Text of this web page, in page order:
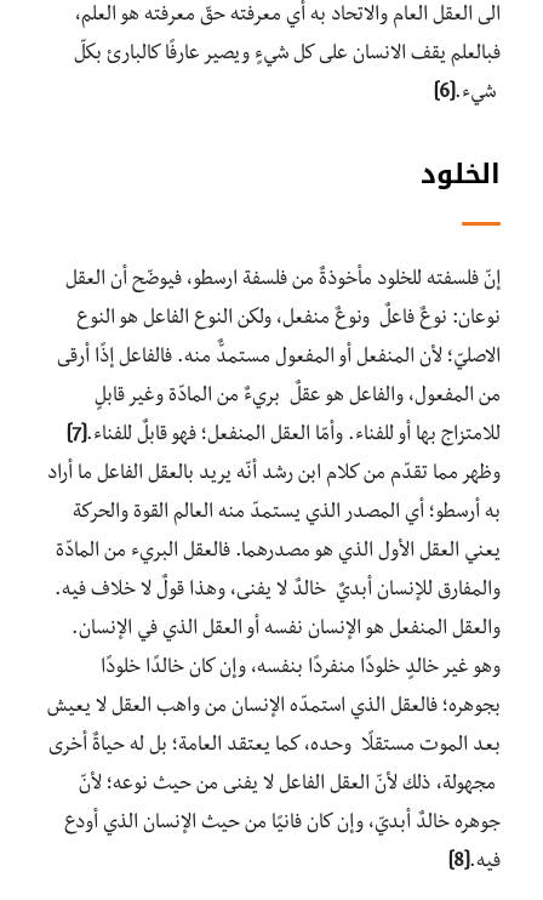
الى العقل العام والاتحاد به أي معرفته حقّ معرفته هو العلم،
فبالعلم يقف الانسان على كل شيءٍ ويصير عارفًا كالبارئ بكلّ
شيء.[6]
الخلود
إنّ فلسفته للخلود مأخوذةٌ من فلسفة ارسطو، فيوضّح أن العقل
نوعان: نوعٌ فاعلٌ ونوعٌ منفعل، ولكن النوع الفاعل هو النوع
الاصليّ؛ لأن المنفعل أو المفعول مستمدٌّ منه. فالفاعل إذًا أرقى
من المفعول، والفاعل هو عقلٌ بريءٌ من المادّة وغير قابلٍ
للامتزاج بها أو للفناء. وأمّا العقل المنفعل؛ فهو قابلٌ للفناء.[7]
وظهر مما تقدّم من كلام ابن رشد أنّه يريد بالعقل الفاعل ما أراد
به أرسطو؛ أي المصدر الذي يستمدّ منه العالم القوة والحركة
يعني العقل الأول الذي هو مصدرهما. فالعقل البريء من المادّة
والمفارق للإنسان أبديٌ خالدٌ لا يفنى، وهذا قولٌ لا خلاف فيه.
والعقل المنفعل هو الإنسان نفسه أو العقل الذي في الإنسان.
وهو غير خالدٍ خلودًا منفردًا بنفسه، وإن كان خالدًا خلودًا
بجوهره؛ فالعقل الذي استمدّه الإنسان من واهب العقل لا يعيش
بعد الموت مستقلًا وحده، كما يعتقد العامة؛ بل له حياةٌ أخرى
مجهولة، ذلك لأنّ العقل الفاعل لا يفنى من حيث نوعه؛ لأنّ
جوهره خالدٌ أبديّ، وإن كان فانيًا من حيث الإنسان الذي أودع
فيه.[8]